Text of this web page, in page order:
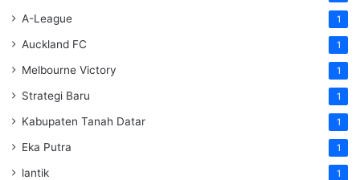
A-League 1
Auckland FC 1
Melbourne Victory 1
Strategi Baru 1
Kabupaten Tanah Datar 1
Eka Putra 1
lantik 1